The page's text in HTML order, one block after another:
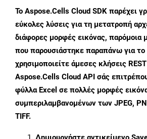
Το Aspose.Cells Cloud SDK παρέχει
εύκολες λύσεις για τη μετατροπή
διάφορες μορφές εικόνας, παρόμοια
που παρουσιάστηκε παραπάνω για το
χρησιμοποιείτε άμεσες κλήσεις
Aspose.Cells Cloud API σάς
φύλλα Excel σε πολλές μορφές
συμπεριλαμβανομένων των JPEG,
TIFF.